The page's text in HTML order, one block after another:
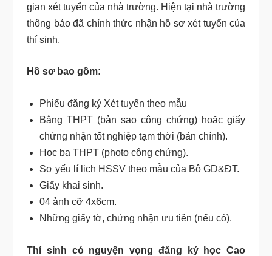
gian xét tuyển của nhà trường. Hiện tại nhà trường
thông báo đã chính thức nhận hồ sơ xét tuyển của
thí sinh.
Hồ sơ bao gồm:
Phiếu đăng ký Xét tuyển theo mẫu
Bằng THPT (bản sao công chứng) hoặc giấy
chứng nhận tốt nghiệp tạm thời (bản chính).
Học bạ THPT (photo công chứng).
Sơ yếu lí lịch HSSV theo mẫu của Bộ GD&ĐT.
Giấy khai sinh.
04 ảnh cỡ 4x6cm.
Những giấy tờ, chứng nhận ưu tiên (nếu có).
Thí sinh có nguyện vọng đăng ký học Cao